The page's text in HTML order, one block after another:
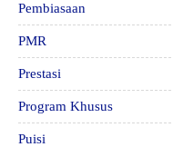
Pembiasaan
PMR
Prestasi
Program Khusus
Puisi